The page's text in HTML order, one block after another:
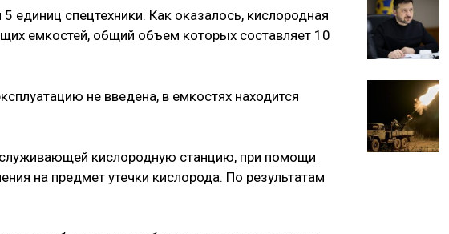
единиц спецтехники. Как оказалось, кислородная
емкостей, общий объем которых составляет 10
не введена, в емкостях находится
кислородную станцию, при помощи
на предмет утечки кислорода. По результатам